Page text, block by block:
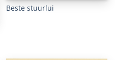
Beste stuurlui